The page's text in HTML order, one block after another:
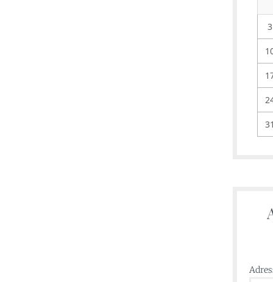
3
31